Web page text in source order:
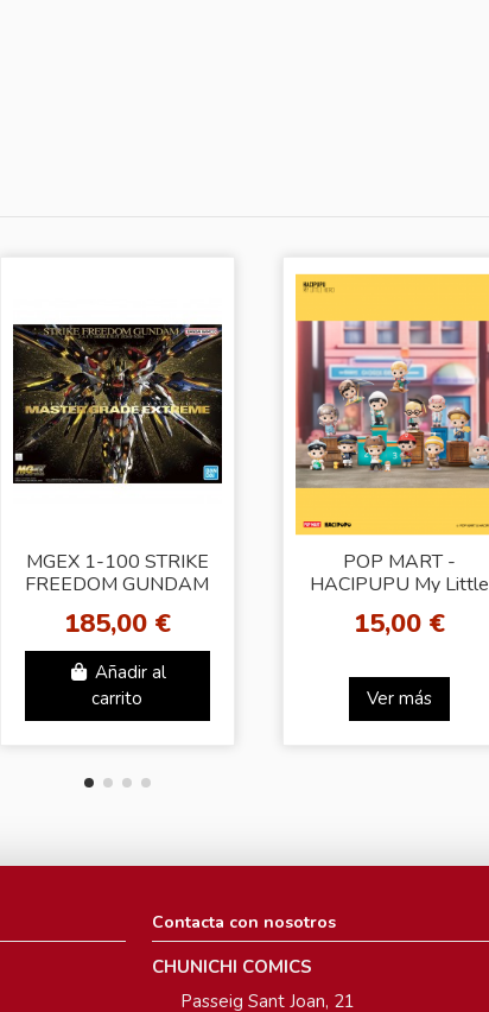
MGEX 1-100 STRIKE
FREEDOM GUNDAM
185,00 €
Añadir al
carrito
POP MART -
HACIPUPU My Little
15,00 €
Ver más
Contacta con nosotros
CHUNICHI COMICS
Passeig Sant Joan, 21